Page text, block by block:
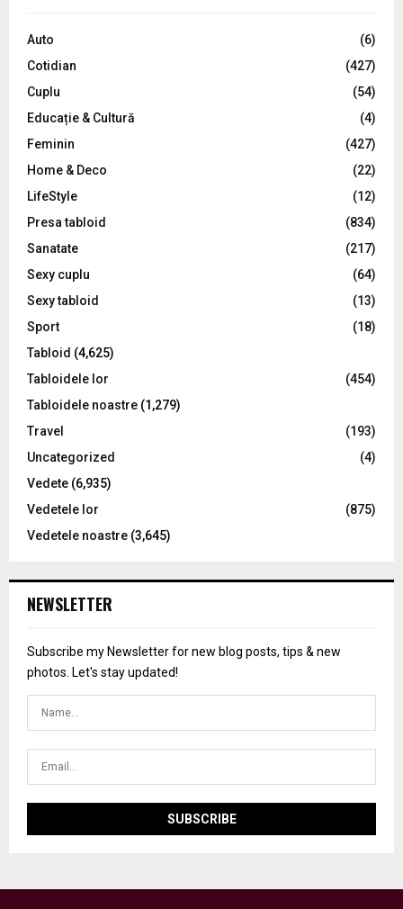
o
:
C
Auto
(6)
Cotidian
(427)
Cuplu
(54)
Educație & Cultură
(4)
Feminin
(427)
Home & Deco
(22)
LifeStyle
(12)
Presa tabloid
(834)
Sanatate
(217)
Sexy cuplu
(64)
Sexy tabloid
(13)
Sport
(18)
Tabloid (4,625)
Tabloidele lor
(454)
Tabloidele noastre (1,279)
Travel
(193)
Uncategorized
(4)
Vedete (6,935)
Vedetele lor
(875)
Vedetele noastre (3,645)
NEWSLETTER
Subscribe my Newsletter for new blog posts, tips & new
photos. Let's stay updated!